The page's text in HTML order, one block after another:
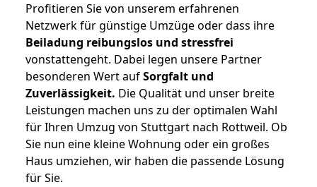
Profitieren Sie von unserem erfahrenen
Netzwerk für günstige Umzüge oder dass ihre
Beiladung reibungslos und stressfrei
vonstattengeht. Dabei legen unsere Partner
besonderen Wert aufSorgfalt und
Zuverlässigkeit. Die Qualität und unser breite
Leistungen machen uns zu der optimalen Wahl
für Ihren Umzug von Stuttgart nach Rottweil. Ob
Sie nun eine kleine Wohnung oder ein großes
Haus umziehen, wir haben die passende Lösung
für Sie.